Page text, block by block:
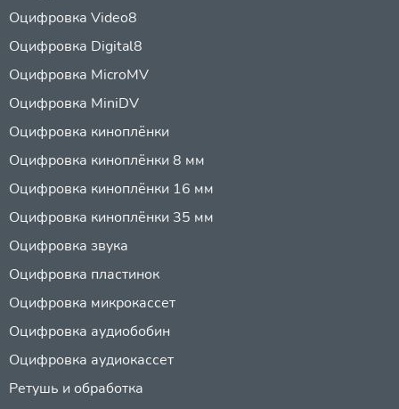
Оцифровка Video8
Оцифровка Digital8
Оцифровка MicroMV
Оцифровка MiniDV
Оцифровка киноплёнки
Оцифровка киноплёнки 8 мм
Оцифровка киноплёнки 16 мм
Оцифровка киноплёнки 35 мм
Оцифровка звука
Оцифровка пластинок
Оцифровка микрокассет
Оцифровка аудиобобин
Оцифровка аудиокассет
Ретушь и обработка